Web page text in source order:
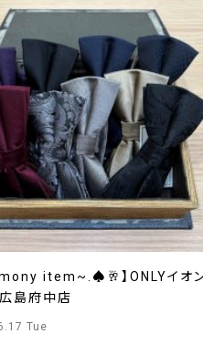
item~.♠🥂】ONLYイオ
島府中店
Tue